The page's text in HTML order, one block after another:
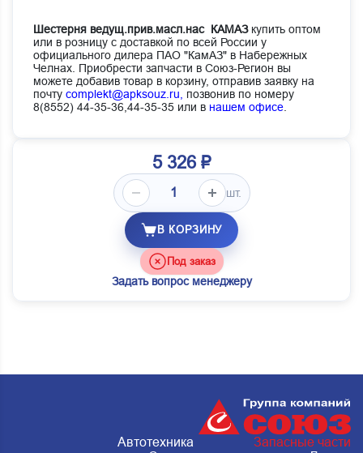
Шестерня ведущ.прив.масл.нас КАМАЗкупить оптом
или в розницу с доставкой по всей России у
официального дилера ПАО "КамАЗ" в Набережных
Челнах. Приобрести запчасти в Союз-Регион вы
можете добавив товар в корзину, отправив заявку на
почту complekt@apksouz.ru,
позвонив по номеру
8(8552) 44-35-36,44-35-35 или в нашем офисе
5 326 ₽
шт.
В КОРЗИНУ
Под заказ
Задать вопрос менеджеру
Автотехника
Запасные части